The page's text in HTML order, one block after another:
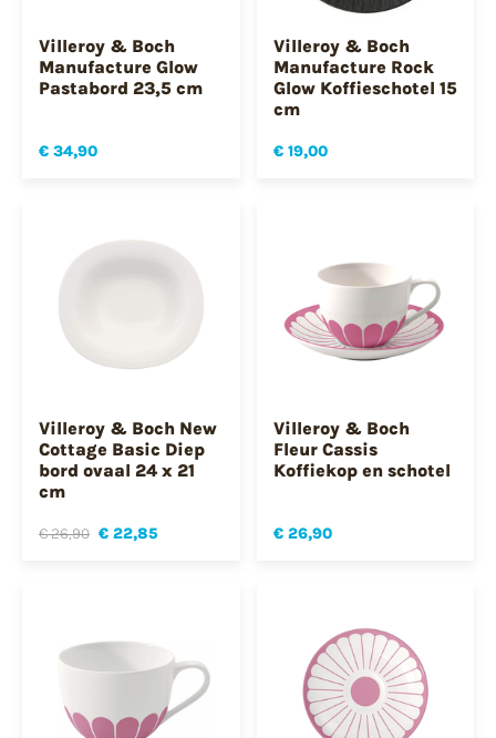
Villeroy & Boch
Manufacture Glow
Pastabord 23,5 cm
€ 34,90
Villeroy & Boch
Manufacture Rock
Glow Koffieschotel 15
cm
€ 19,00
Villeroy & Boch New
Cottage Basic Diep
bord ovaal 24 x 21
cm
€ 26,90 € 22,85
Villeroy & Boch
Fleur Cassis
Koffiekop en schotel
€ 26,90